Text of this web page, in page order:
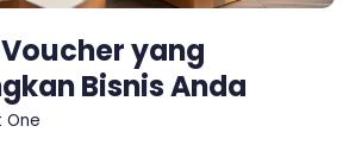
yang
Bisnis Anda
One